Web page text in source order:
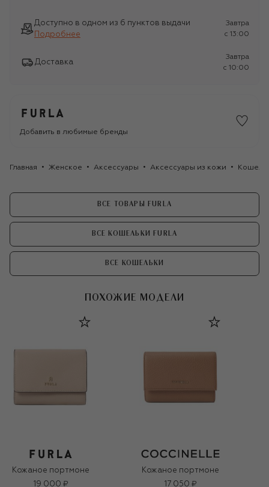
Доступно в одном из 6 пунктов выдачи
Подробнее
Завтра
c 13:00
Доставка
Завтра
c 10:00
Добавить в любимые бренды
Главная Женское Аксессуары Аксессуары из кожи
ВСЕ ТОВАРЫ FURLA
ВСЕ КОШЕЛЬКИ FURLA
ВСЕ КОШЕЛЬКИ
ПОХОЖИЕ МОДЕЛИ
Кожаное портмоне
19 000 ₽
Кожаное портмоне
17 050 ₽